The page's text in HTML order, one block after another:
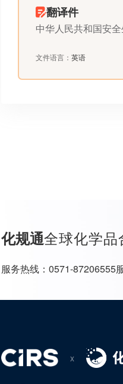
翻译件
中华人民共和国安
文件语言 ： 英语
化规通全球化学
服务热线： 0571-87206555
x